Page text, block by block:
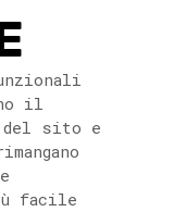
il
del sito e
facile